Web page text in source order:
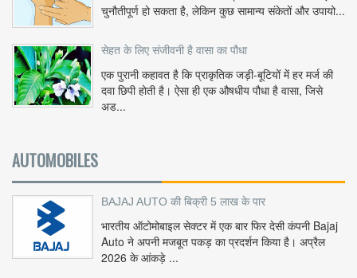
चुनौतीपूर्ण हो सकता है, लेकिन कुछ सामान्य संकेतों और उपायो...
सेहत के लिए संजीवनी है वासा का पौधा
एक पुरानी कहावत है कि प्राकृतिक जड़ी-बूटियों में हर मर्ज की
दवा छिपी होती है। ऐसा ही एक औषधीय पौधा है वासा, जिसे
अड...
AUTOMOBILES
BAJAJ AUTO की बिक्री 5 लाख के पार
भारतीय ऑटोमोबाइल सेक्टर में एक बार फिर देसी कंपनी Bajaj
Auto ने अपनी मजबूत पकड़ का प्रदर्शन किया है। अप्रैल
2026 के आंकड़े ...